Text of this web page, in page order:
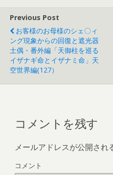
Previous Post
お客様のお母様のシェ〇ィ
ング現象からの回復と遮光器
土偶・番外編「天御柱を巡る
イザナギ命とイザナミ命」天
空世界編(127）
コメントを残す
メールアドレスが公開され
コメント